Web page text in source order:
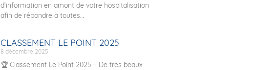
d’information en amont de votre hospitalisation
afin de répondre à toutes
CLASSEMENT LE POINT 2025
8 décembre 2025
🏆 Classement Le Point 2025 – De très beaux